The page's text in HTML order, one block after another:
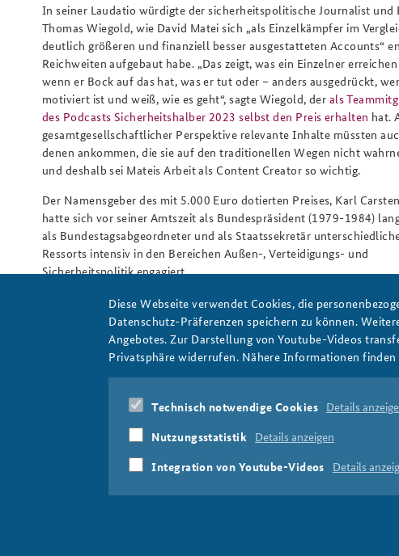
In seiner Laudatio würdigte der sicherheitspolitische Journalist und
Thomas Wiegold, wie David Matei sich „als Einzelkämpfer im
deutlich größeren und finanziell besser ausgestatteten Accounts“
Reichweiten aufgebaut habe. „Das zeigt, was ein Einzelner
wenn er Bock auf das hat, was er tut oder – anders ausgedrückt,
motiviert ist und weiß, wie es geht“, sagte Wiegold, der als
des Podcasts Sicherheitshalber 2023 selbst den Preis erhalten hat.
gesamtgesellschaftlicher Perspektive relevante Inhalte müssten
denen ankommen, die sie auf den traditionellen Wegen nicht
und deshalb sei Mateis Arbeit als Content Creator so wichtig.
Der Namensgeber des mit 5.000 Euro dotierten Preises, Karl
hatte sich vor seiner Amtszeit als Bundespräsident (1979-1984)
als Bundestagsabgeordneter und als Staatssekretär
Ressorts intensiv in den Bereichen Außen-, Verteidigungs- und
Sicherheitspolitik engagiert.
Redaktion
David Matei Karl-Carstens-Preis für sicherheitspolitische
Social Media Follower Reichweite Instagram
Öffentlicher Diskurs
Diese Webseite verwendet Cookies, die
Datenschutz-Präferenzen speichern zu können.
Angebotes. Zur Darstellung von Youtube-Videos
Privatsphäre widerrufen. Nähere Informationen finden
Technisch notwendige Cookies Details
Nutzungsstatistik Details anzeigen
Integration von Youtube-Videos Details